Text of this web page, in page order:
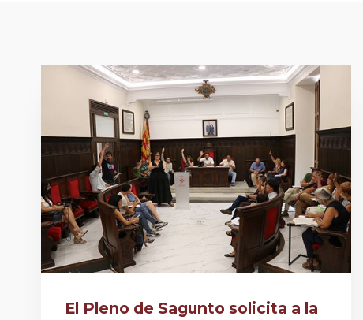
El Pleno de Sagunto solicita a la